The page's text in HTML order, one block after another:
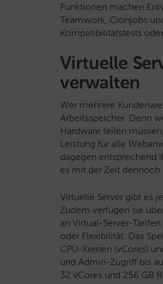
Funktionen machen
Teamwork, Cronjobs
Kompatibilitätstests
Virtuelle
verwalten
Wer mehrere
Arbeitsspeicher. Denn
Hardware teilen
Leistung für alle
dagegen entsprechend
es mit der Zeit dennoch
Virtuelle Server gibt es
Zudem verfügen sie
an Virtual-Server-
oder Flexibilität. Das
CPU-Kernen (vCores)
und Admin-Zugriff bis
32 vCores und 256 GB